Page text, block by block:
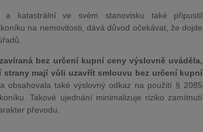
a katastrální ve svém stanovisku také připustil
na nemovitosti, dává důvod očekávat, že dojde
bez určení kupní ceny výslovně uváděla,
mají vůli uzavřít smlouvu bez určení kupní
obsahovala také výslovný odkaz na použití § 2085
Takové ujednání minimalizuje riziko zamítnutí
převodu.